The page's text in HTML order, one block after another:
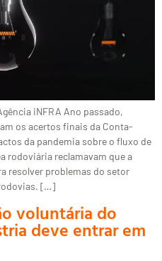
iNFRA Ano passado,
os acertos finais da Conta-
da pandemia sobre o fluxo de
rodoviária reclamavam que a
resolver problemas do setor
[…]
voluntária do
deve entrar em